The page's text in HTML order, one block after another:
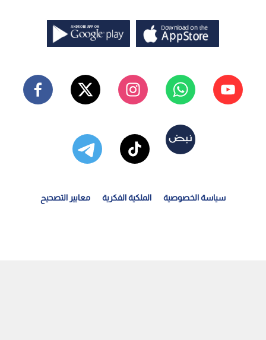
سياسة الخصوصية الملكية الفكرية معايير التصحيح